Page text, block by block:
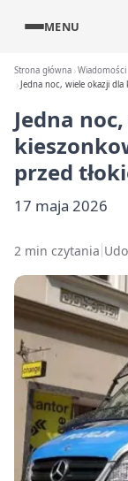
MENU
Strona główna Wiadomości
Jedna noc, wiele okazji
Jedna
przed
17 maja 2026
2 min czytania